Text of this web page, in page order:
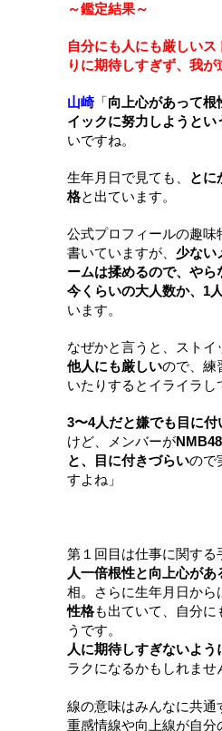
～鑑定結果～
自分にも人にも厳しいス
りに期待しすぎず、我が
山崎「向上心があって根
イックに努力しようとい
いですね。
生年月日で見ても、
とに
格と出ています。
公式プロフィールの趣味
書いていますが、 少ない
ームは揉めるので、やら
今くらいの大人数か、1
います。
なぜかと言うと、ストイ
他人にも厳しいので、練
いたりするとイライラし
3〜4人だと嫌でも目に付
けど、メンバーが
と、目に付きづらいので
すよね 」
第１回目は仕事に関する
人一倍根性と向上心があ
相。
さらに生年月日から
性格も出ていて、自分に
うです。
人に期待しすぎないよう
ラクになるかもしれませ
線の意味はみんなに共通
重感情線や向上線が自分